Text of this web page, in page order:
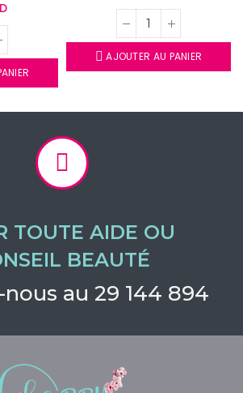
AJOUTER AU PANIER
TOUTE AIDE OU
BEAUTÉ
au 29 144 894